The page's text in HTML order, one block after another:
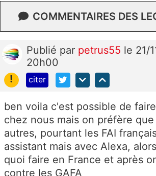
COMMENTAIRES DES
Publié par petrus55 le 21/
20h00
!
citer
ben voila c'est possible de
chez nous mais on préfère
autres, pourtant les FAI
assistant mais avec Alexa,
quoi faire en France et après
contre les GAFA